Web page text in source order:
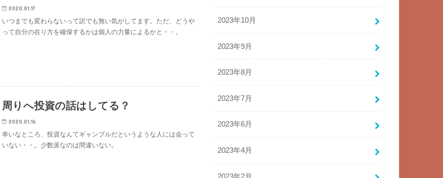
2020.01.17
いつまでも変わらないって訳でも無い気がしてます。ただ、どうや
って自分の在り方を確保するかは個人の力量によるかと・・。
周りへ投資の話はしてる？
2020.01.16
幸いなところ、投資なんてギャンブルだというような人には会って
いない・・。少数派なのは間違いない。
2023年10月
2023年9月
2023年8月
2023年7月
2023年6月
2023年4月
2023年2月